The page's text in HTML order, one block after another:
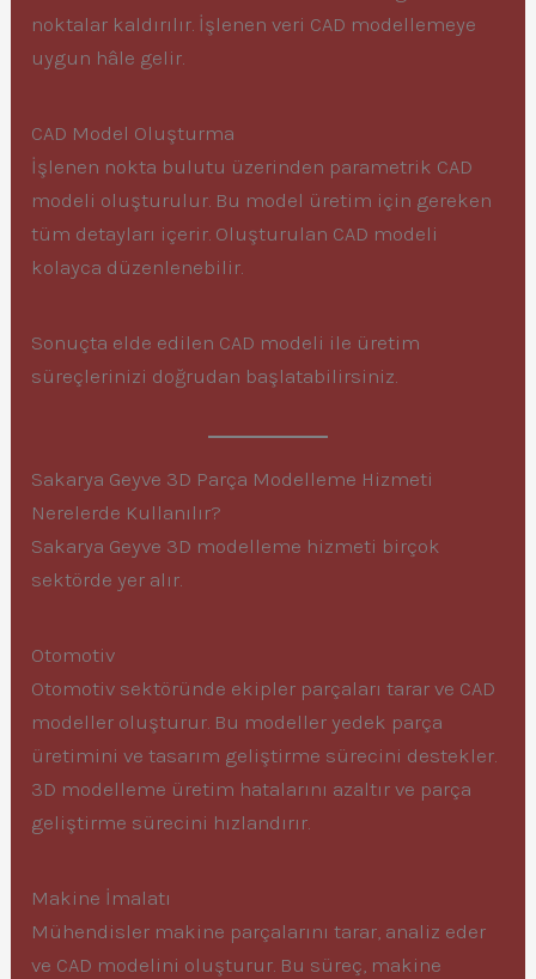
noktalar kaldırılır. İşlenen veri CAD modellemeye
uygun hâle gelir.
CAD Model Oluşturma
İşlenen nokta bulutu üzerinden parametrik CAD
modeli oluşturulur. Bu model üretim için gereken
tüm detayları içerir. Oluşturulan CAD modeli
kolayca düzenlenebilir.
Sonuçta elde edilen CAD modeli ile üretim
süreçlerinizi doğrudan başlatabilirsiniz.
Sakarya Geyve 3D Parça Modelleme Hizmeti
Nerelerde Kullanılır?
Sakarya Geyve 3D modelleme hizmeti birçok
sektörde yer alır.
Otomotiv
Otomotiv sektöründe ekipler parçaları tarar ve CAD
modeller oluşturur. Bu modeller yedek parça
üretimini ve tasarım geliştirme sürecini destekler.
3D modelleme üretim hatalarını azaltır ve parça
geliştirme sürecini hızlandırır.
Makine İmalatı
Mühendisler makine parçalarını tarar, analiz eder
ve CAD modelini oluşturur. Bu süreç, makine